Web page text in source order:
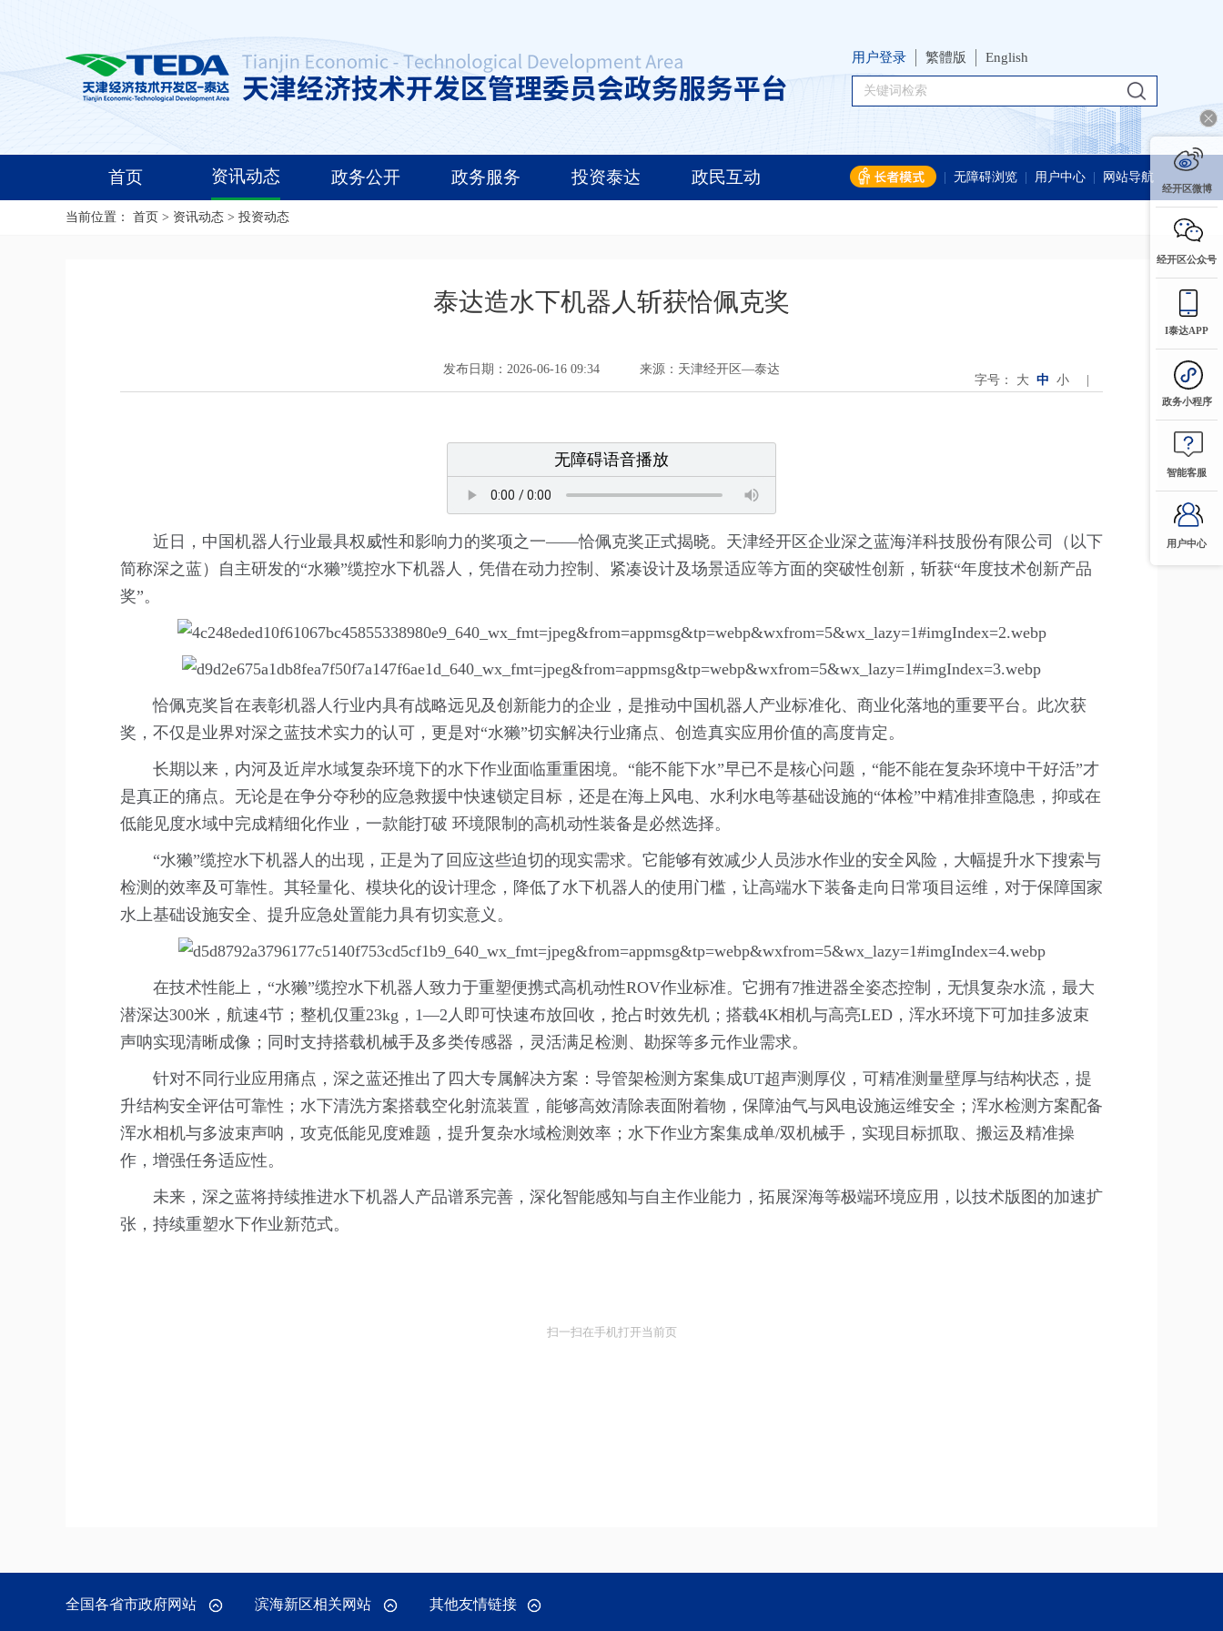
用户登录 繁體版 English
首页 资讯动态 政务公开 政务服务 投资泰达 政民互动 无障碍浏览 用户中心 网站导航
当前位置： 首页 > 资讯动态 > 投资动态
泰达造水下机器人斩获恰佩克奖
发布日期：2026-06-16 09:34
来源：天津经开区—泰达
字号： 大 中 小
无障碍语音播放
近日，中国机器人行业最具权威性和影响力的奖项之一——恰佩克奖正式揭晓。天津经开区企业深之蓝海洋科技股份有限公司（以下
简称深之蓝）自主研发的“水獭”缆控水下机器人，凭借在动力控制、紧凑设计及场景适应等方面的突破性创新，斩获“年度技术创新产品
奖”。
恰佩克奖旨在表彰机器人行业内具有战略远见及创新能力的企业，是推动中国机器人产业标准化、商业化落地的重要平台。此次获
奖，不仅是业界对深之蓝技术实力的认可，更是对“水獭”切实解决行业痛点、创造真实应用价值的高度肯定。
长期以来，内河及近岸水域复杂环境下的水下作业面临重重困境。“能不能下水”早已不是核心问题，“能不能在复杂环境中干好活”才
是真正的痛点。无论是在争分夺秒的应急救援中快速锁定目标，还是在海上风电、水利水电等基础设施的“体检”中精准排查隐患，抑或在
低能见度水域中完成精细化作业，一款能打破 环境限制的高机动性装备是必然选择。
“水獭”缆控水下机器人的出现，正是为了回应这些迫切的现实需求。它能够有效减少人员涉水作业的安全风险，大幅提升水下搜索与
检测的效率及可靠性。其轻量化、模块化的设计理念，降低了水下机器人的使用门槛，让高端水下装备走向日常项目运维，对于保障国家
水上基础设施安全、提升应急处置能力具有切实意义。
在技术性能上，“水獭”缆控水下机器人致力于重塑便携式高机动性ROV作业标准。它拥有7推进器全姿态控制，无惧复杂水流，最大
潜深达300米，航速4节；整机仅重23kg，1—2人即可快速布放回收，抢占时效先机；搭载4K相机与高亮LED，浑水环境下可加挂多波束
声呐实现清晰成像；同时支持搭载机械手及多类传感器，灵活满足检测、勘探等多元作业需求。
针对不同行业应用痛点，深之蓝还推出了四大专属解决方案：导管架检测方案集成UT超声测厚仪，可精准测量壁厚与结构状态，提
升结构安全评估可靠性；水下清洗方案搭载空化射流装置，能够高效清除表面附着物，保障油气与风电设施运维安全；浑水检测方案配备
浑水相机与多波束声呐，攻克低能见度难题，提升复杂水域检测效率；水下作业方案集成单/双机械手，实现目标抓取、搬运及精准操
作，增强任务适应性。
未来，深之蓝将持续推进水下机器人产品谱系完善，深化智能感知与自主作业能力，拓展深海等极端环境应用，以技术版图的加速扩
张，持续重塑水下作业新范式。
扫一扫在手机打开当前页
经开区微博
经开区公众号
I泰达APP
政务小程序
智能客服
用户中心
全国各省市政府网站 滨海新区相关网站 其他友情链接